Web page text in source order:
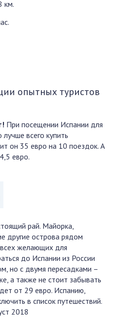
км.
опытных туристов
При посещении Испании для
всего купить
он 35 евро на 10 поездок. А
евро.
рай. Майорка,
другие острова рядом
желающих для
до Испании из России
но с двумя пересадками –
а также не стоит забывать
от 29 евро. Испанию,
в список путешествий.
2018